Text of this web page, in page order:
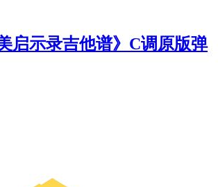
启示录吉他谱》C调原版弹